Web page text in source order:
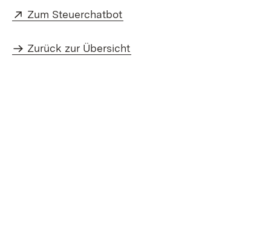
Extern:
Zum Steuerchatbot
Zurück zur Übersicht